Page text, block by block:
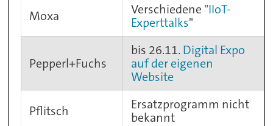
Moxa Verschiedene "IIoT-
Experttalks"
Pepperl+Fuchs
bis 26.11. Digital Expo
auf der eigenen
Website
Pflitsch
Ersatzprogramm nicht
bekannt